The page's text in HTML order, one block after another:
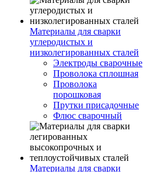
Материалы для сварки
углеродистых и
низколегированных сталей
Электроды сварочные
Проволока сплошная
Проволока
порошковая
Прутки присадочные
Флюс сварочный
Материалы для сварки